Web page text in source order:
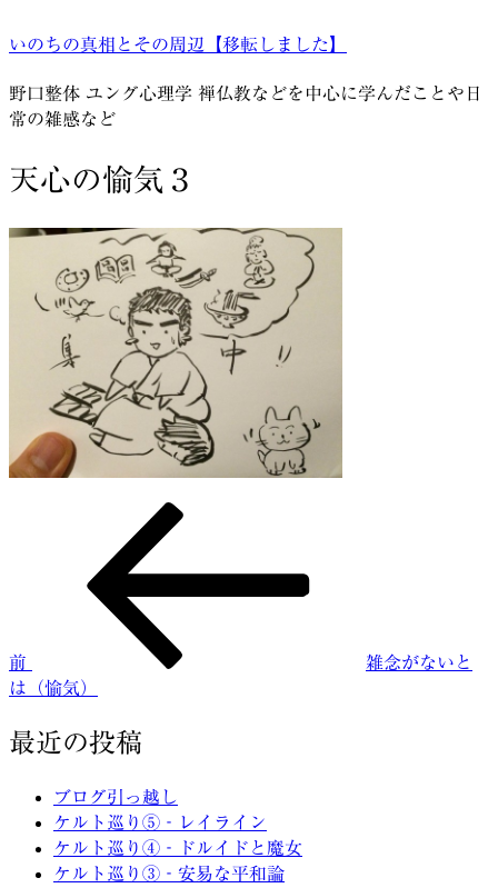
ン
ン
ツ
ス
ッ
いのちの真相とその周辺【移転しました】
野口整体 ユング心理学 禅仏教などを中心に学んだことや日
常の雑感など
天心の愉気３
ゲ
シ
前
雑念がないと
は（愉気）
最近の投稿
ブログ引っ越し
ケルト巡り⑤‐レイライン
ケルト巡り④‐ドルイドと魔女
ケルト巡り③‐安易な平和論